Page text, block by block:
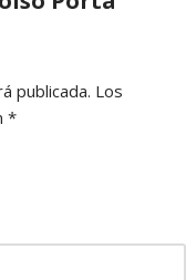
publicada. Los
*